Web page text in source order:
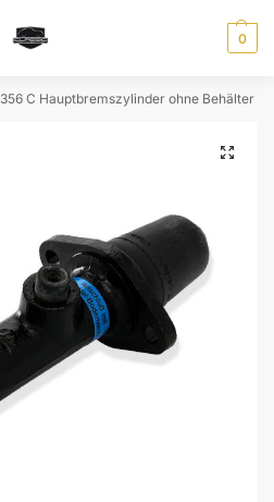
0
356 C Hauptbremszylinder ohne Behälter